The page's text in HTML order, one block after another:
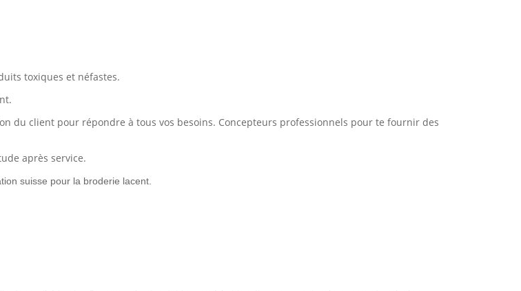
toxiques et néfastes.
du client pour répondre à tous vos besoins. Concepteurs professionnels pour te fournir des
après service.
suisse pour la broderie lacent.